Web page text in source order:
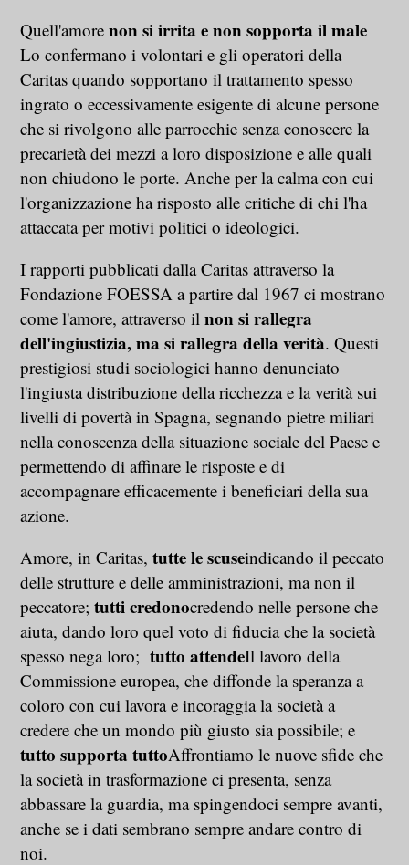
Quell'amorenon si irrita e non sopporta il male
Lo confermano i volontari e gli operatori della
Caritas quando sopportano il trattamento spesso
ingrato o eccessivamente esigente di alcune persone
che si rivolgono alle parrocchie senza conoscere la
precarietà dei mezzi a loro disposizione e alle quali
non chiudono le porte. Anche per la calma con cui
l'organizzazione ha risposto alle critiche di chi l'ha
attaccata per motivi politici o ideologici.
I rapporti pubblicati dalla Caritas attraverso la
Fondazione FOESSA a partire dal 1967 ci mostrano
come l'amore, attraverso ilnon si rallegra
dell'ingiustizia, ma si rallegra della verità. Questi
prestigiosi studi sociologici hanno denunciato
l'ingiusta distribuzione della ricchezza e la verità sui
livelli di povertà in Spagna, segnando pietre miliari
nella conoscenza della situazione sociale del Paese e
permettendo di affinare le risposte e di
accompagnare efficacemente i beneficiari della sua
azione.
Amore, in Caritas,tutte le scuseindicando il peccato
delle strutture e delle amministrazioni, ma non il
peccatore;tutti credonocredendo nelle persone che
aiuta, dando loro quel voto di fiducia che la società
spesso nega loro;tutto attendeIl lavoro della
Commissione europea, che diffonde la speranza a
coloro con cui lavora e incoraggia la società a
credere che un mondo più giusto sia possibile; e
tutto supporta tuttoAffrontiamo le nuove sfide che
la società in trasformazione ci presenta, senza
abbassare la guardia, ma spingendoci sempre avanti,
anche se i dati sembrano sempre andare contro di
noi.